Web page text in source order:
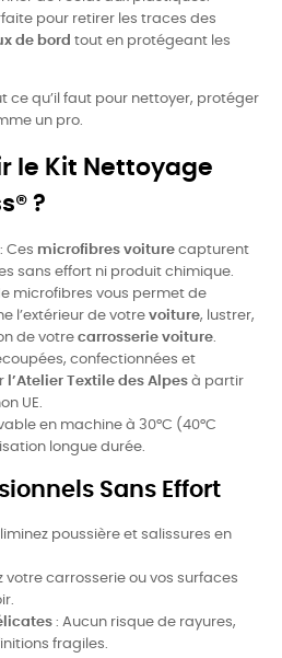
pour retirer les traces des
de bord tout en protégeant les
ce qu’il faut pour nettoyer, protéger
un pro.
le Kit Nettoyage
?
: Ces microfibres voiture capturent
sans effort ni produit chimique.
microfibres vous permet de
l’extérieur de votre voiture, lustrer,
de votre carrosserie voiture.
confectionnées et
l’Atelier Textile des Alpes à partir
UE.
en machine à 30°C (40°C
longue durée.
Sans Effort
poussière et salissures en
votre carrosserie ou vos surfaces
: Aucun risque de rayures,
fragiles.